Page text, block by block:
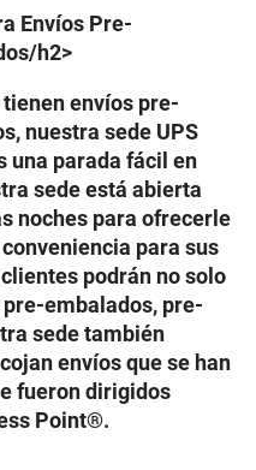
Envíos Pre-
h2>
envíos pre-
nuestra sede UPS
una parada fácil en
sede está abierta
noches para ofrecerle
para sus
podrán no solo
embalados, pre-
sede también
envíos que se han
fueron dirigidos
Point®.